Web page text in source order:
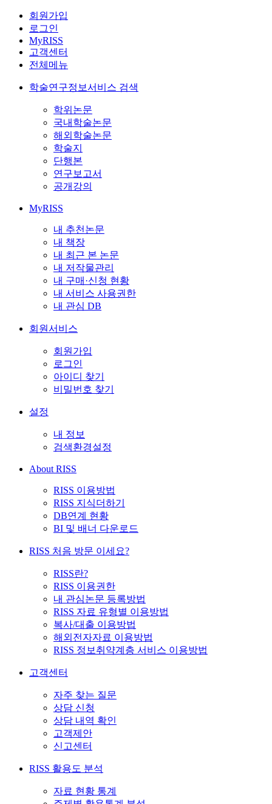
회원가입
로그인
MyRISS
고객센터
전체메뉴
학술연구정보서비스 검색
학위논문
국내학술논문
해외학술논문
학술지
단행본
연구보고서
공개강의
MyRISS
내 추천논문
내 책장
내 최근 본 논문
내 저작물관리
내 구매·신청 현황
내 서비스 사용권한
내 관심 DB
회원서비스
회원가입
로그인
아이디 찾기
비밀번호 찾기
설정
내 정보
검색환경설정
About RISS
RISS 이용방법
RISS 지식더하기
DB연계 현황
BI 및 배너 다운로드
RISS 처음 방문 이세요?
RISS란?
RISS 이용권한
내 관심논문 등록방법
RISS 자료 유형별 이용방법
복사/대출 이용방법
해외전자자료 이용방법
RISS 정보취약계층 서비스 이용방법
고객센터
자주 찾는 질문
상담 신청
상담 내역 확인
고객제안
신고센터
RISS 활용도 분석
자료 현황 통계